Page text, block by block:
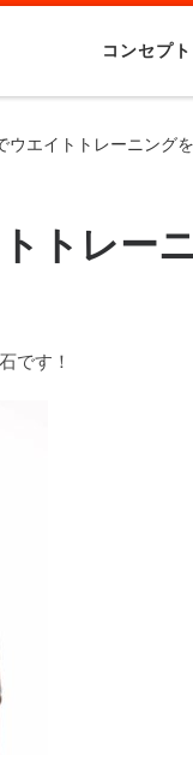
コンセプト
ウエイトトレーニング
トレー
です！